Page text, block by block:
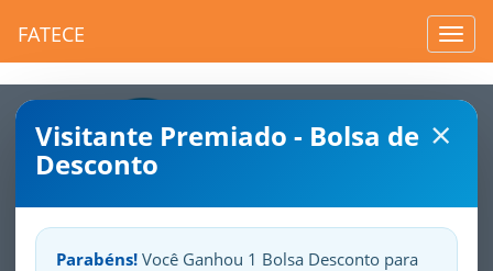
FATECE
×
Visitante Premiado - Bolsa de
Desconto
Parabéns! Você Ganhou 1 Bolsa Desconto para